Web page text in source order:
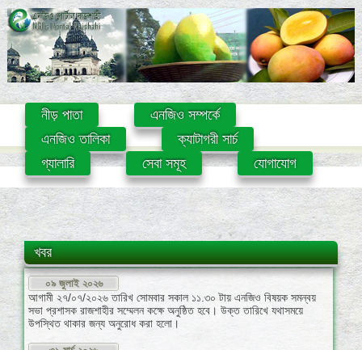
নীড় পাতা
এনজিও সম্পর্কে
এনজিও তালিকা
ক্যাটাগরী সার্চ
গ্যালারি
সেবা সমূহ যোগাযোগ
খবর০৯ জুলাই ২০২৬
আগামী ২৭/০৭/২০২৬ তারিখ সোমবার সকাল ১১.৩০ টায় এনজিও বিষয়ক সমন্বয়
সভা প্রশাসক রাজশাহীর সম্মেলন কক্ষে অনুষ্ঠিত হবে। উক্ত তারিখে যথাসময়ে
উপস্থিত থাকার জন্য অনুরোধ করা হলো।
৩১ মার্চ ২০২৬
এনজিও বিষয়ক সমন্বয় সভার তারিখ পরিবর্তন হতে পারে, ওয়েব পোর্টালটি নিয়মিত
চেক করুন।